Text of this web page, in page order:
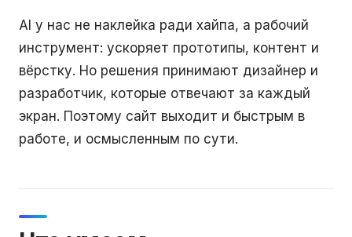
AI у нас не наклейка ради хайпа, а рабочий
инструмент: ускоряет прототипы, контент и
вёрстку. Но решения принимают дизайнер и
разработчик, которые отвечают за каждый
экран. Поэтому сайт выходит и быстрым в
работе, и осмысленным по сути.